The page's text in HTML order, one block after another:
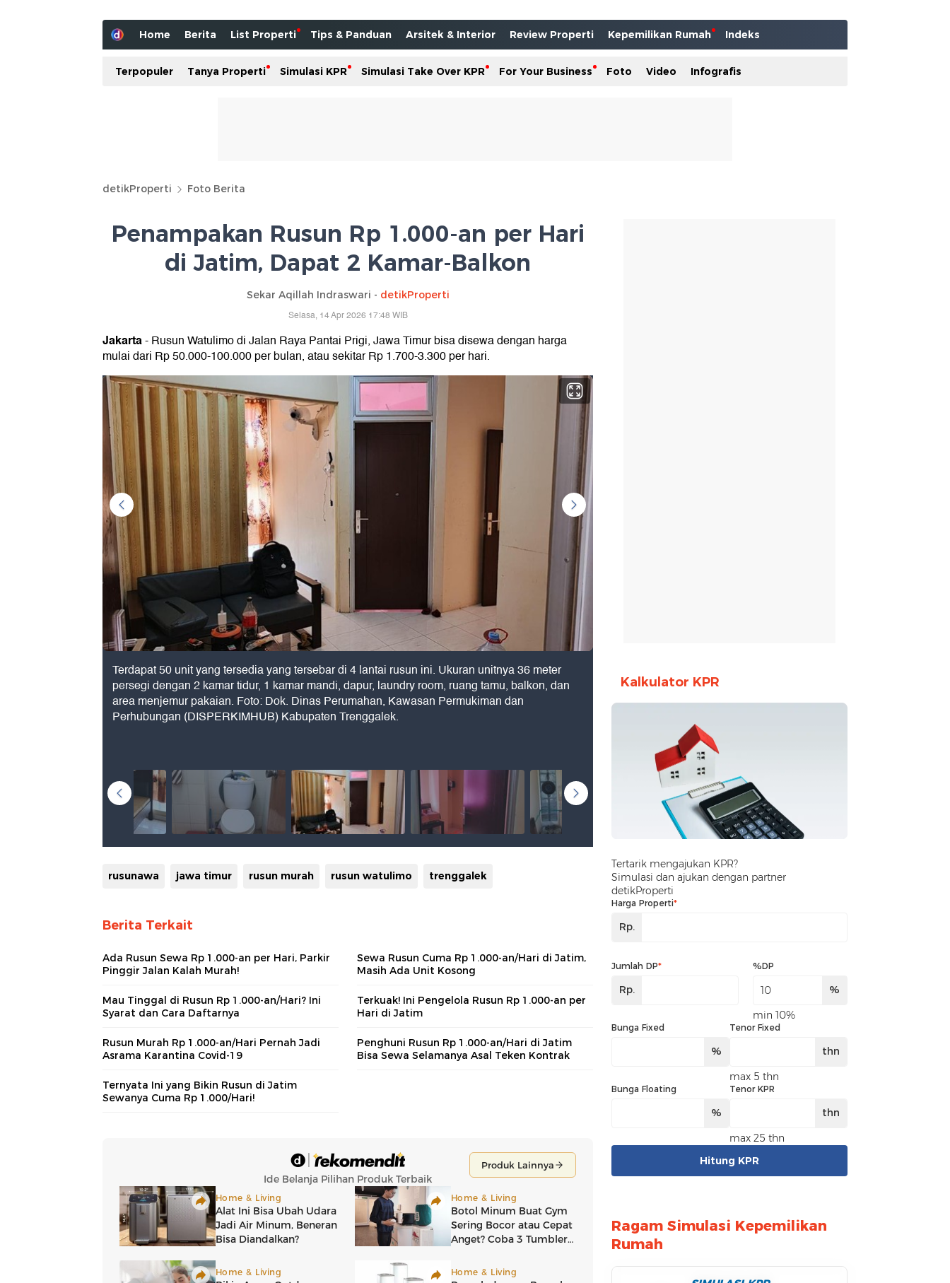
Home Berita List Properti Tips & Panduan Arsitek & Interior Review Properti Kepemilikan Rumah Indeks
Terpopuler Tanya Properti Simulasi KPR Simulasi Take Over KPR For Your Business Foto Video Infografis
detikProperti Foto Berita
Penampakan Rusun Rp 1.000-an per Hari
di Jatim, Dapat 2 Kamar-Balkon
Sekar Aqillah Indraswari - detikProperti
Selasa, 14 Apr 2026 17:48 WIB
Jakarta- Rusun Watulimo di Jalan Raya Pantai Prigi, Jawa Timur bisa disewa dengan harga
mulai dari Rp 50.000-100.000 per bulan, atau sekitar Rp 1.700-3.300 per hari.
Terdapat 50 unit yang tersedia yang tersebar di 4 lantai rusun ini. Ukuran unitnya 36 meter
persegi dengan 2 kamar tidur, 1 kamar mandi, dapur, laundry room, ruang tamu, balkon, dan
area menjemur pakaian. Foto: Dok. Dinas Perumahan, Kawasan Permukiman dan
Perhubungan (DISPERKIMHUB) Kabupaten Trenggalek.
rusunawa jawa timur rusun murah rusun watulimo trenggalek
Berita Terkait
Ada Rusun Sewa Rp 1.000-an per Hari, Parkir
Pinggir Jalan Kalah Murah!
Sewa Rusun Cuma Rp 1.000-an/Hari di Jatim,
Masih Ada Unit Kosong
Mau Tinggal di Rusun Rp 1.000-an/Hari? Ini
Syarat dan Cara Daftarnya
Terkuak! Ini Pengelola Rusun Rp 1.000-an per
Hari di Jatim
Rusun Murah Rp 1.000-an/Hari Pernah Jadi
Asrama Karantina Covid-19
Penghuni Rusun Rp 1.000-an/Hari di Jatim
Bisa Sewa Selamanya Asal Teken Kontrak
Ternyata Ini yang Bikin Rusun di Jatim
Sewanya Cuma Rp 1.000/Hari!
Kalkulator KPR
Tertarik mengajukan KPR?
Simulasi dan ajukan dengan partner
detikProperti
Harga Properti*
Rp.
Jumlah DP*
Rp.
%DP
%
min 10%
Bunga Fixed
%
Tenor Fixed
thn
max 5 thn
Bunga Floating
%
Tenor KPR
thn
max 25 thn
Hitung KPR
Ragam Simulasi Kepemilikan
Rumah